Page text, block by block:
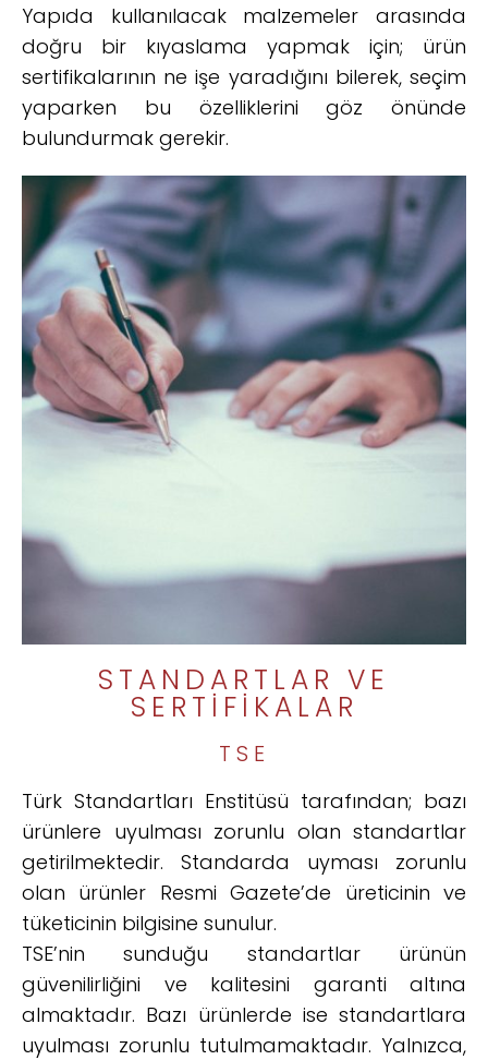
Yapıda kullanılacak malzemeler arasında
doğru bir kıyaslama yapmak için; ürün
sertifikalarının ne işe yaradığını bilerek, seçim
yaparken bu özelliklerini göz önünde
bulundurmak gerekir.
STANDARTLAR VE
SERTIFIKALAR
TSE
Türk Standartları Enstitüsü tarafından; bazı
ürünlere uyulması zorunlu olan standartlar
getirilmektedir. Standarda uyması zorunlu
olan ürünler Resmi Gazete’de üreticinin ve
tüketicinin bilgisine sunulur.
TSE’nin sunduğu standartlar ürünün
güvenilirliğini ve kalitesini garanti altına
almaktadır. Bazı ürünlerde ise standartlara
uyulması zorunlu tutulmamaktadır. Yalnızca,